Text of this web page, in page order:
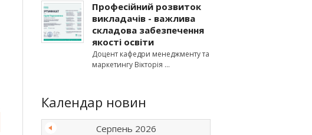
Професійний розвиток
викладачів - важлива
складова забезпечення
якості освіти
Доцент кафедри менеджменту та
маркетингу Вікторія
Календар новин
Серпень 2026